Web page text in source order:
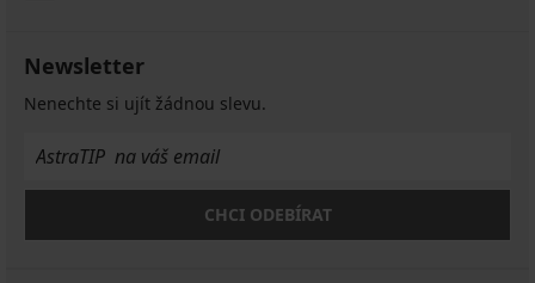
Newsletter
Nenechte si ujít žádnou slevu.
CHCI ODEBÍRAT